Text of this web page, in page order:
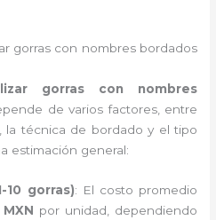
gorras con nombres bordados
gorras con nombres
de varios factores, entre
la técnica de bordado y el tipo
estimación general:
10 gorras): El costo promedio
por unidad, dependiendo